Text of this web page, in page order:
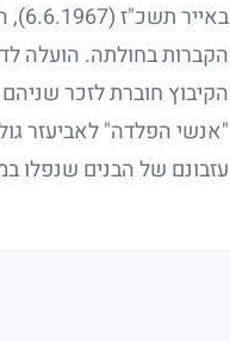
באייר תשכ"ז(6.6.1967)
,
הקברות בחולתה. הועלה
הקיבוץ חוברת לזכר
"אנשי הפלדה" לאביעזר
עזבונם של הבנים שנפלו